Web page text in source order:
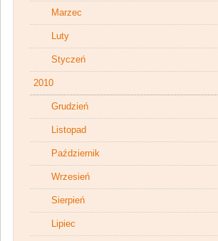
Marzec
Luty
Styczeń
2010
Grudzień
Listopad
Październik
Wrzesień
Sierpień
Lipiec